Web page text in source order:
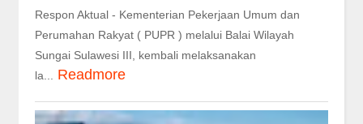
Respon Aktual - Kementerian Pekerjaan Umum dan
Perumahan Rakyat ( PUPR ) melalui Balai Wilayah
Sungai Sulawesi III, kembali melaksanakan
la...
Readmore